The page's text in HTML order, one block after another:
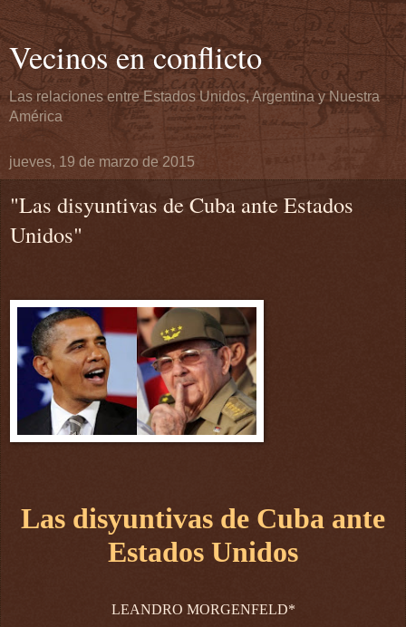
Vecinos en conflicto
Las relaciones entre Estados Unidos, Argentina y Nuestra
América
jueves, 19 de marzo de 2015
"Las disyuntivas de Cuba ante Estados
Unidos"
Las disyuntivas de Cuba ante
Estados Unidos
LEANDRO MORGENFELD*